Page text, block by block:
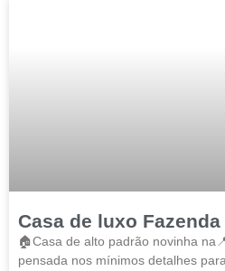
Casa de luxo
🏠Casa de alto padrão novinha
pensada nos mínimos detalhes